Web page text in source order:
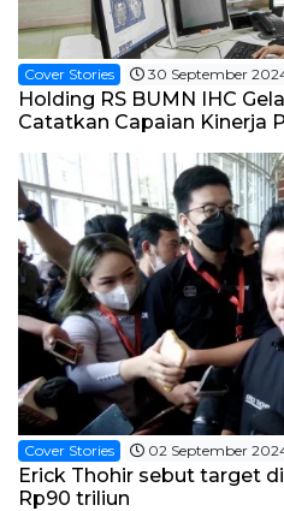
Cover Stories 30 September
Holding RS BUMN IHC
Catatkan Capaian Kinerja
Cover Stories 02 September
Erick Thohir sebut target
Rp90 triliun